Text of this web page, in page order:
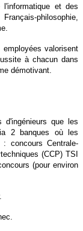
l'informatique et des
philosophie,
valorisent
à chacun dans
démotivant.
d'ingénieurs que les
2 banques où les
concours Centrale-
(CCP) TSI
(pour environ